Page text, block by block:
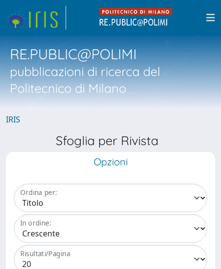
RE.PUBLIC@POLIMI
pubblicazioni di ricerca del
Politecnico di Milano
IRIS
Sfoglia per Rivista
Opzioni
Ordina per:
In ordine:
Risultati/Pagina